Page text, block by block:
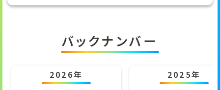
バックナンバー
2026年 2025年